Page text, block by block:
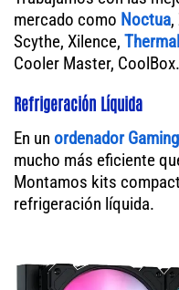
mercado como Noctua
Scythe, Xilence,
Cooler Master, CoolBox.
Refrigeración Líquida
En un ordenador
mucho más eficiente
Montamos kits
refrigeración líquida.